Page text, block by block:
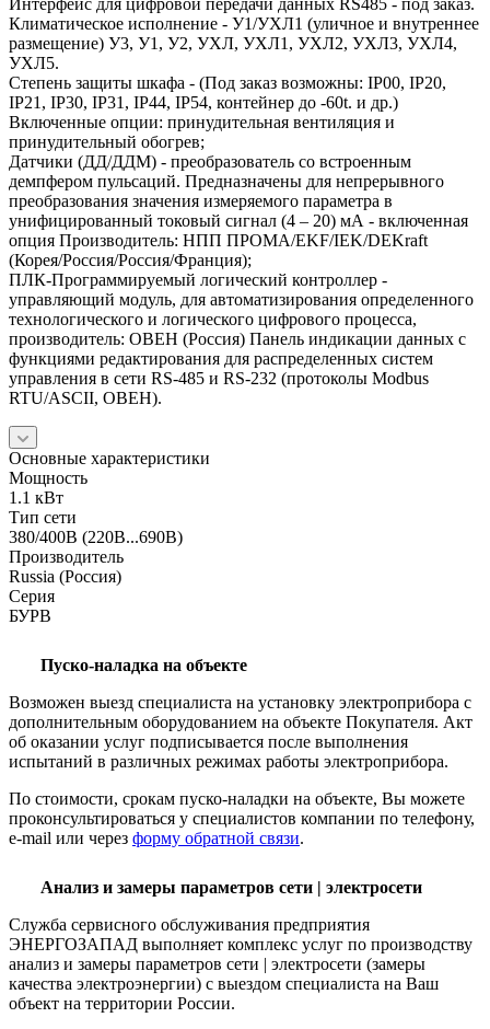
Климатическое исполнение - У1/УХЛ1 (уличное и внутреннее
размещение) У3, У1, У2, УХЛ, УХЛ1, УХЛ2, УХЛ3, УХЛ4,
УХЛ5.
Степень защиты шкафа - (Под заказ возможны: IP00, IP20,
IP21, IP30, IP31, IP44, IP54, контейнер до -60t. и др.)
Включенные опции: принудительная вентиляция и
принудительный обогрев;
Датчики (ДД/ДДМ) - преобразователь со встроенным
демпфером пульсаций. Предназначены для непрерывного
преобразования значения измеряемого параметра в
унифицированный токовый сигнал (4 – 20) мА - включенная
опция Производитель: НПП ПРОМА/EKF/IEK/DEKraft
(Корея/Россия/Россия/Франция);
ПЛК-Программируемый логический контроллер -
управляющий модуль, для автоматизирования определенного
технологического и логического цифрового процесса,
производитель: ОВЕН (Россия) Панель индикации данных с
функциями редактирования для распределенных систем
управления в сети RS-485 и RS-232 (протоколы Modbus
RTU/ASCII, ОВЕН).
Основные характеристики
Мощность
1.1 кВт
Тип сети
380/400В (220В...690В)
Производитель
Russia (Россия)
Серия
БУРВ
Пуско-наладка на объекте
Возможен выезд специалиста на установку электроприбора с
дополнительным оборудованием на объекте Покупателя. Акт
об оказании услуг подписывается после выполнения
испытаний в различных режимах работы электроприбора.
По стоимости, срокам пуско-наладки на объекте, Вы можете
проконсультироваться у специалистов компании по телефону,
e-mail или через форму обратной связи.
Анализ и замеры параметров сети | электросети
Служба сервисного обслуживания предприятия
ЭНЕРГОЗАПАД выполняет комплекс услуг по производству
анализ и замеры параметров сети | электросети (замеры
качества электроэнергии) с выездом специалиста на Ваш
объект на территории России.